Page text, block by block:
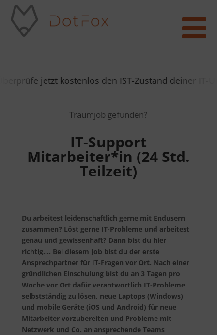

jetzt kostenlos den IST-Zustand deiner IT-
Traumjob gefunden?
IT-Support
Mitarbeiter*in (24 Std.
Teilzeit)
Du arbeitest leidenschaftlich gerne mit Endusern
zusammen? Löst gerne IT-Probleme und arbeitest
genau und gewissenhaft? Dann bist du hier
richtig…. Bei diesem Job bist du der erste
Ansprechpartner für IT-Fragen vor Ort. Nach einer
gründlichen Einschulung bist du an 3 Tagen pro
Woche vor Ort dafür verantwortlich IT-Probleme
selbstständig zu lösen, neue Laptops (Windows)
und mobile Geräte (iOS und Android) für neue
Mitarbeiter vorzubereiten und Probleme mit
Netzwerk und Co. an ansprechende Teams